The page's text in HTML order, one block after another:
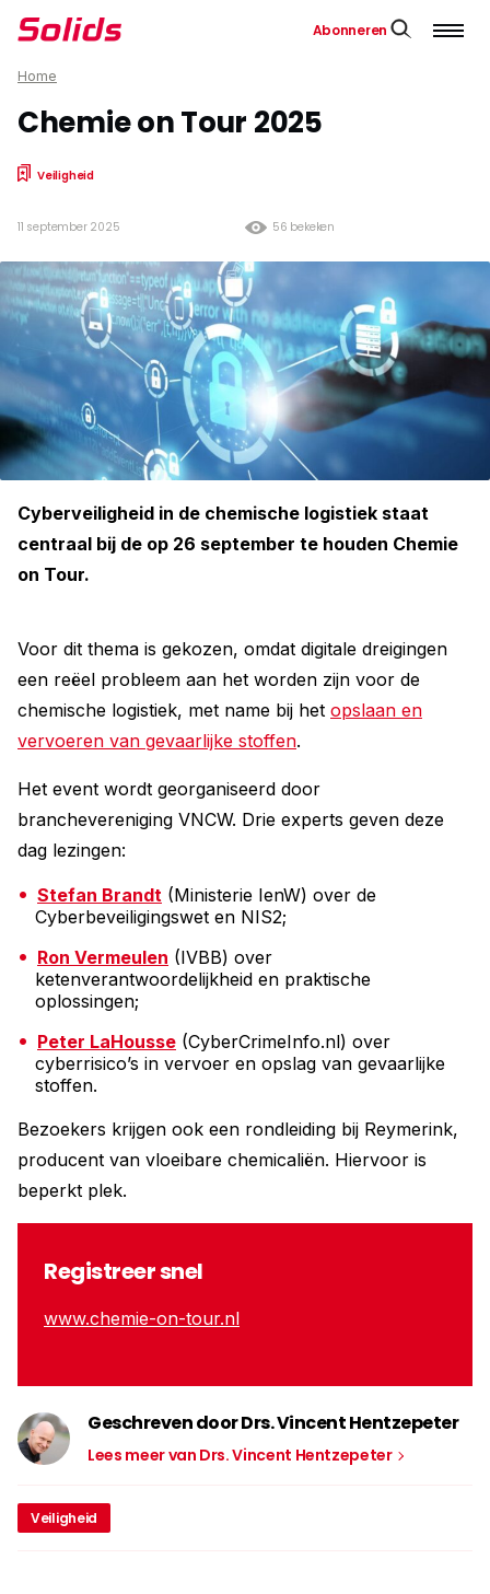
Abonneren
Home
Chemie on Tour 2025
Veiligheid
56 bekeken
11 september 2025
Cyberveiligheid in de chemische logistiek staat
centraal bij de op 26 september te houden Chemie
on Tour.
Voor dit thema is gekozen, omdat digitale dreigingen
een reëel probleem aan het worden zijn voor de
chemische logistiek, met name bij het opslaan en
vervoeren van gevaarlijke stoffen.
Het event wordt georganiseerd door
branchevereniging VNCW. Drie experts geven deze
dag lezingen:
Stefan Brandt (Ministerie IenW) over de
Cyberbeveiligingswet en NIS2;
Ron Vermeulen (IVBB) over
ketenverantwoordelijkheid en praktische
oplossingen;
Peter LaHousse (CyberCrimeInfo.nl) over
cyberrisico’s in vervoer en opslag van gevaarlijke
stoffen.
Bezoekers krijgen ook een rondleiding bij Reymerink,
producent van vloeibare chemicaliën. Hiervoor is
beperkt plek.
Registreer snel
www.chemie-on-tour.nl
Geschreven door Drs. Vincent Hentzepeter
Lees meer van Drs. Vincent Hentzepeter
Veiligheid